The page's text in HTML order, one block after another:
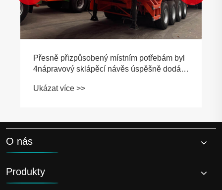
Přesně přizpůsobený místním potřebám byl
4nápravový sklápěcí návěs úspěšně dodán
Ukázat více >>
O nás
Produkty